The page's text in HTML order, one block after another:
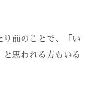
り前のことで、「い
思われる方もいる